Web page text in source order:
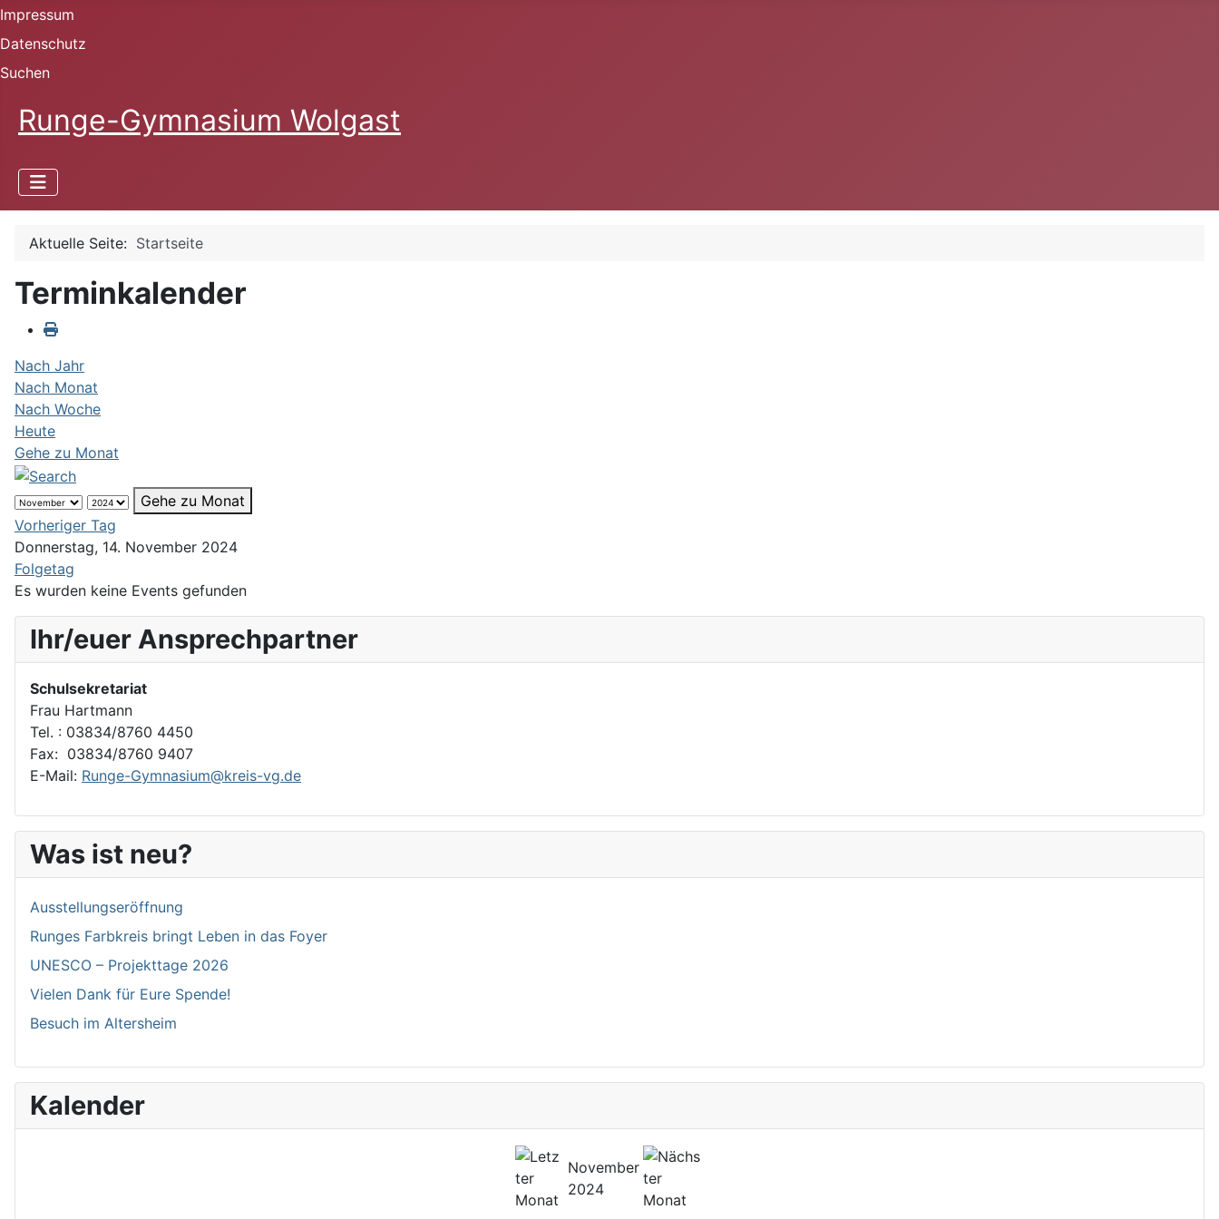
Impressum
Datenschutz
Suchen
Runge-Gymnasium Wolgast
Aktuelle Seite: Startseite
Terminkalender
Nach Jahr
Nach Monat
Nach Woche
Heute
Gehe zu Monat
Gehe zu Monat
Vorheriger Tag
Donnerstag, 14. November 2024
Folgetag
Es wurden keine Events gefunden
Ihr/euer Ansprechpartner
Schulsekretariat
Frau Hartmann
Tel. : 03834/8760 4450
Fax: 03834/8760 9407
E-Mail: Runge-Gymnasium@kreis-vg.de
Was ist neu?
Ausstellungseröffnung
Runges Farbkreis bringt Leben in das Foyer
UNESCO – Projekttage 2026
Vielen Dank für Eure Spende!
Besuch im Altersheim
Kalender
November
2024